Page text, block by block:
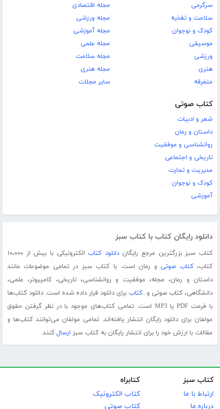
سرگرمی
سلامت و تغذیه
کودک و نوجوان
موسیقی
ورزشی
هنری
متفرقه
مجله اقتصادی
مجله ورزشی
مجله آموزشی
مجله علمی
مجله سلامت
مجله هنری
سایر مجلات
کتاب صوتی
شعر و ادبیات
داستان و رمان
روانشناسی و موفقیت
تاریخی و اجتماعی
مدیریت و تجارت
کودک و نوجوان
آموزشی
دانلود رایگان کتاب با کتاب سبز
کتاب سبز بزرگترین مرجع رایگاندانلود کتاب
الکترونیکی با بیش از ۱۰،۰۰۰
کتاب،کتاب صوتی و رمان است. با کتاب سبز در تمامی موضوعات مانند
داستان و رمان، مجله، موفقیت و روانشناسی، تاریخی، کامپیوتر، علمی،
دانشگاهی، کتاب صوتی و...کتاب برای دانلود قرار داده شده است. دانلود کتاب‌ها
با فرمت PDF یا MP3 است. تمامی کتاب‌های موجود با در نظر گرفتن حقوق
مولفان برای دانلود رایگان انتشار یافته‌اند. تمامی مولفان می‌توانند کتاب‌ها و
مقالات با ارزش خود را برای انتشار رایگان به کتاب سبز ارسال کنند.
کتاب سبز
ارتباط با ما
درباره ما
کتابراه
کتاب الکترونیک
کتاب صوتی